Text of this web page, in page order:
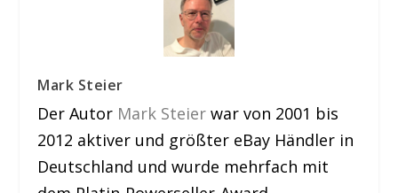
Mark Steier
Der Autor Mark Steier war von 2001 bis
2012 aktiver und größter eBay Händler in
Deutschland und wurde mehrfach mit